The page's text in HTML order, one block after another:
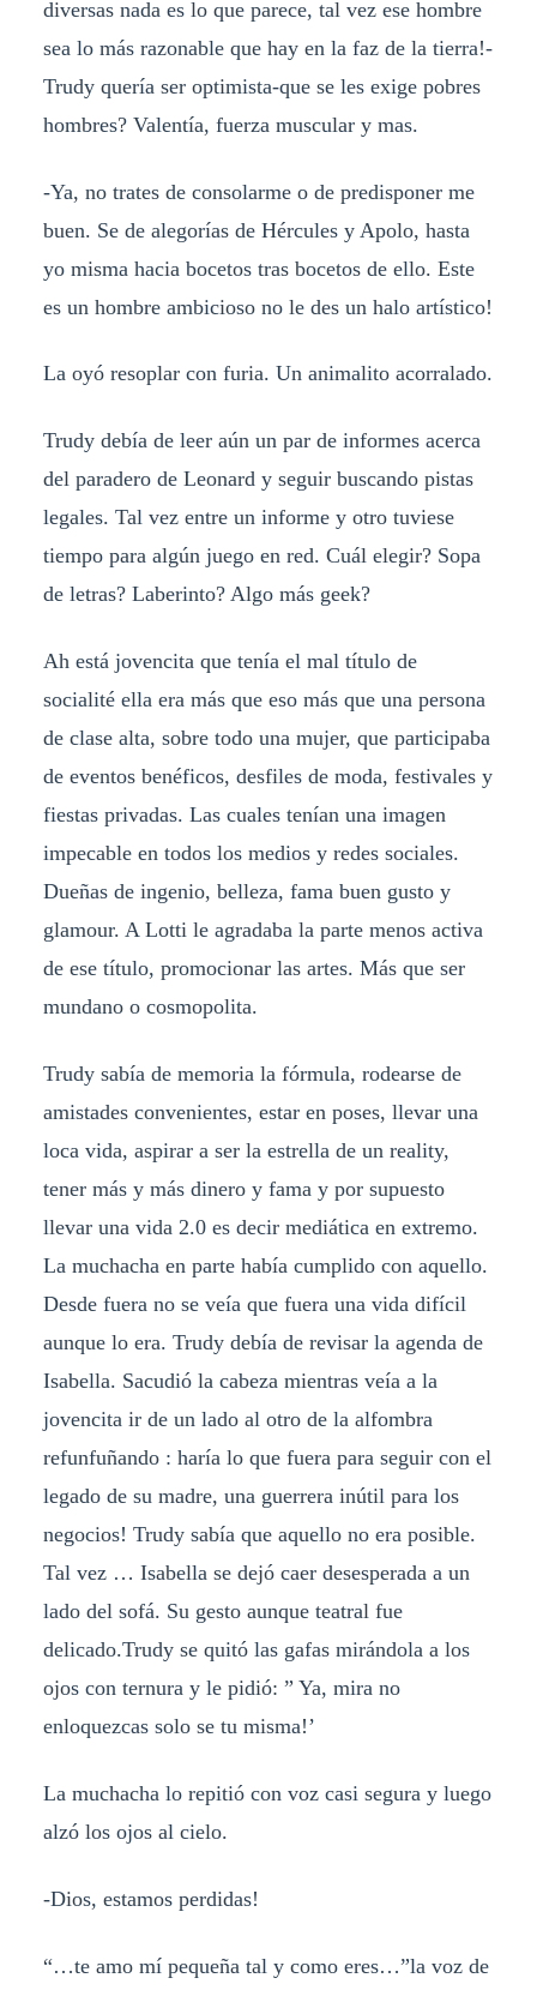
diversas nada es lo que parece, tal vez ese hombre
sea lo más razonable que hay en la faz de la tierra!-
Trudy quería ser optimista-que se les exige pobres
hombres? Valentía, fuerza muscular y mas.
-Ya, no trates de consolarme o de predisponer me
buen. Se de alegorías de Hércules y Apolo, hasta
yo misma hacia bocetos tras bocetos de ello. Este
es un hombre ambicioso no le des un halo artístico!
La oyó resoplar con furia. Un animalito acorralado.
Trudy debía de leer aún un par de informes acerca
del paradero de Leonard y seguir buscando pistas
legales. Tal vez entre un informe y otro tuviese
tiempo para algún juego en red. Cuál elegir? Sopa
de letras? Laberinto? Algo más geek?
Ah está jovencita que tenía el mal título de
socialité ella era más que eso más que una persona
de clase alta, sobre todo una mujer, que participaba
de eventos benéficos, desfiles de moda, festivales y
fiestas privadas. Las cuales tenían una imagen
impecable en todos los medios y redes sociales.
Dueñas de ingenio, belleza, fama buen gusto y
glamour. A Lotti le agradaba la parte menos activa
de ese título, promocionar las artes. Más que ser
mundano o cosmopolita.
Trudy sabía de memoria la fórmula, rodearse de
amistades convenientes, estar en poses, llevar una
loca vida, aspirar a ser la estrella de un reality,
tener más y más dinero y fama y por supuesto
llevar una vida 2.0 es decir mediática en extremo.
La muchacha en parte había cumplido con aquello.
Desde fuera no se veía que fuera una vida difícil
aunque lo era. Trudy debía de revisar la agenda de
Isabella. Sacudió la cabeza mientras veía a la
jovencita ir de un lado al otro de la alfombra
refunfuñando : haría lo que fuera para seguir con el
legado de su madre, una guerrera inútil para los
negocios! Trudy sabía que aquello no era posible.
Tal vez … Isabella se dejó caer desesperada a un
lado del sofá. Su gesto aunque teatral fue
delicado.Trudy se quitó las gafas mirándola a los
ojos con ternura y le pidió: ” Ya, mira no
enloquezcas solo se tu misma!’
La muchacha lo repitió con voz casi segura y luego
alzó los ojos al cielo.
-Dios, estamos perdidas!
“…te amo mí pequeña tal y como eres…”la voz de